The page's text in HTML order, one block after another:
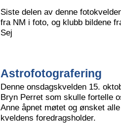
Siste delen av denne
fra NM i foto, og klubb bildene
Sej
Astrofotografering
Denne onsdagskvelden 15.
Bryn Perret som skulle fortelle
Anne åpnet møtet og ønsket
kveldens foredragsholder.